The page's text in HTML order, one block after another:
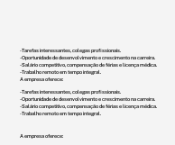
- Tarefas interessantes, colegas profissionais.
- Oportunidade de desenvolvimento e crescimento na carreira.
- Salário competitivo, compensação de férias e licença médica.
- Trabalho remoto em tempo integral.
A empresa oferece:
- Tarefas interessantes, colegas profissionais.
- Oportunidade de desenvolvimento e crescimento na carreira.
- Salário competitivo, compensação de férias e licença médica.
- Trabalho remoto em tempo integral.
A empresa oferece: